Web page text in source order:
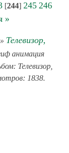
[244] 245 246
»
Телевизор,
анимация
Телевизор,
1838.